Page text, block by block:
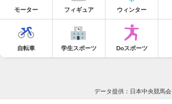
モーター フィギュア ウィンター
自転車 学生スポーツ Doスポーツ
データ提供：日本中央競馬会